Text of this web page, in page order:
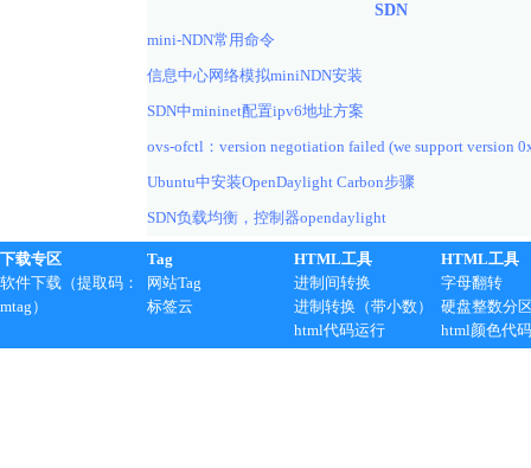
SDN
mini-NDN常用命令
信息中心网络模拟miniNDN安装
SDN中mininet配置ipv6地址方案
ovs-ofctl：version negotiation failed (we support version
Ubuntu中安装OpenDaylight Carbon步骤
SDN负载均衡，控制器opendaylight
下载专区
软件下载（提取码：
mtag）
Tag
网站Tag
标签云
HTML工具
进制间转换
进制转换（带小数）
html代码运行
HTML工具
字母翻转
硬盘整数分
html颜色代码